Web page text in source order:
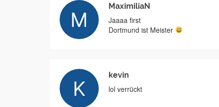
MaximiliaN
Jaaaa first
Dortmund ist Meister
kevin
lol verrückt